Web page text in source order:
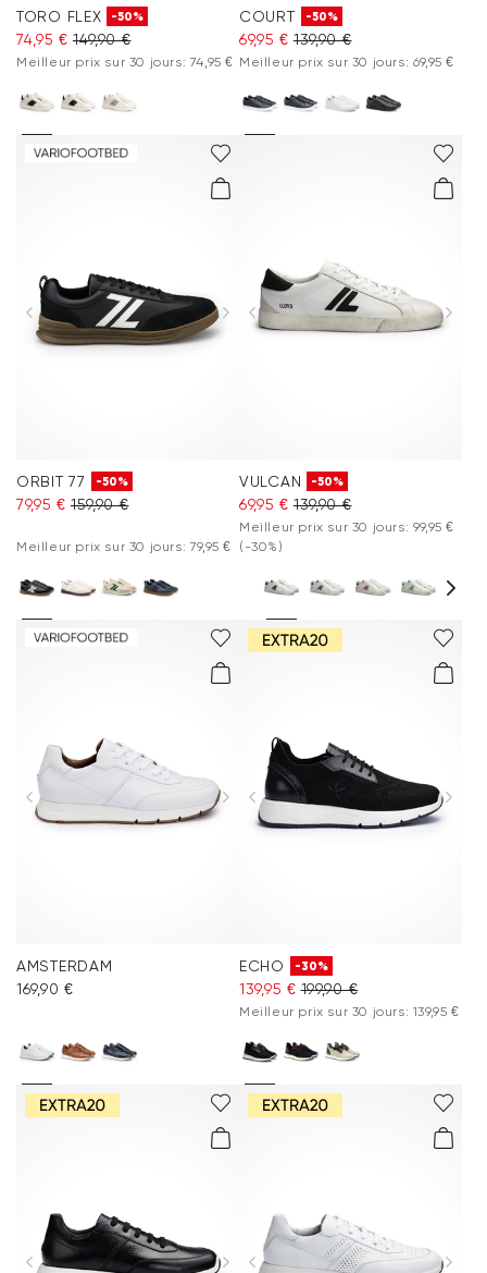
TORO FLEX -50%
74,95 € 149,90 €
Meilleur prix sur 30 jours: 74,95 €
COURT -50%
69,95 € 139,90 €
Meilleur prix sur 30 jours: 69,95 €
ORBIT 77 -50%
79,95 € 159,90 €
Meilleur prix sur 30 jours: 79,95 €
VULCAN -50%
69,95 € 139,90 €
Meilleur prix sur 30 jours: 99,95 €
(-30%)
AMSTERDAM
169,90 €
ECHO -30%
139,95 € 199,90 €
Meilleur prix sur 30 jours: 139,95 €